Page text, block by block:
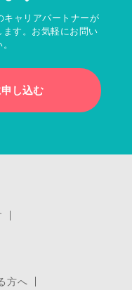
キャリアパートナーが
す。お気軽にお問い
し込む
方へ